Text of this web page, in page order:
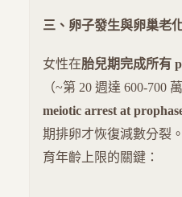
三、卵子發生與卵巢老
女性在胎兒期完成所有
（~第 20 週達 600-700
meiotic arrest at
期排卵才恢復減數分裂
育年齡上限的關鍵：